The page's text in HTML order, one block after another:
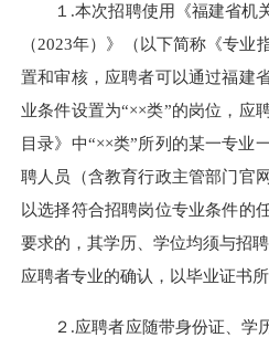
１.本次招聘使用《福建省机
（2023年）》（以下简称《专
置和审核，应聘者可以通过福建
业条件设置为“××类”的岗位，应
目录》中“××类”所列的某一专业
聘人员（含教育行政主管部门官
以选择符合招聘岗位专业条件的
要求的，其学历、学位均须与招
应聘者专业的确认，以毕业证书
２.应聘者应随带身份证、学